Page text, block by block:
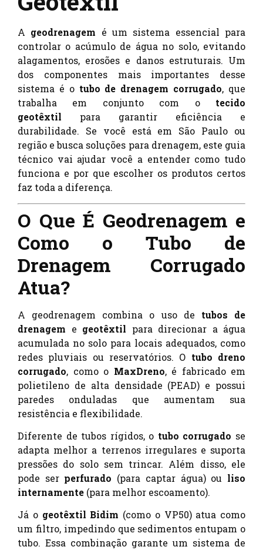
A geodrenagem é um sistema essencial para
controlar o acúmulo de água no solo, evitando
alagamentos, erosões e danos estruturais. Um
dos componentes mais importantes desse
sistema é o tubo de drenagem corrugado, que
trabalha em conjunto com o tecido
geotêxtil para garantir eficiência e
durabilidade. Se você está em São Paulo ou
região e busca soluções para drenagem, este guia
técnico vai ajudar você a entender como tudo
funciona e por que escolher os produtos certos
faz toda a diferença.
O Que É Geodrenagem e
Como o Tubo de
Drenagem Corrugado
Atua?
A geodrenagem combina o uso de tubos de
drenagem e geotêxtil para direcionar a água
acumulada no solo para locais adequados, como
redes pluviais ou reservatórios. O tubo dreno
corrugado, como o MaxDreno, é fabricado em
polietileno de alta densidade (PEAD) e possui
paredes onduladas que aumentam sua
resistência e flexibilidade.
Diferente de tubos rígidos, o tubo corrugado se
adapta melhor a terrenos irregulares e suporta
pressões do solo sem trincar. Além disso, ele
pode ser perfurado (para captar água) ou liso
internamente (para melhor escoamento).
Já o geotêxtil Bidim (como o VP50) atua como
um filtro, impedindo que sedimentos entupam o
tubo. Essa combinação garante um sistema de